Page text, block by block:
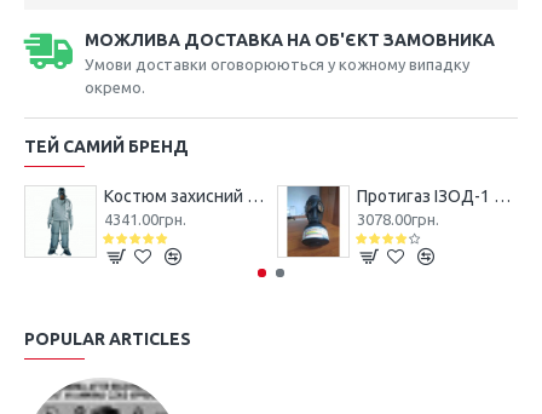
МОЖЛИВА ДОСТАВКА НА ОБ'ЄКТ ЗАМОВНИКА
Умови доставки оговорюються у кожному випадку
окремо.
ТЕЙ САМИЙ БРЕНД
Костюм захисний Л-1 (легкий)
4341.00грн.
Протигаз ІЗОД-1 SIGMA CBRN
3078.00грн.
POPULAR ARTICLES